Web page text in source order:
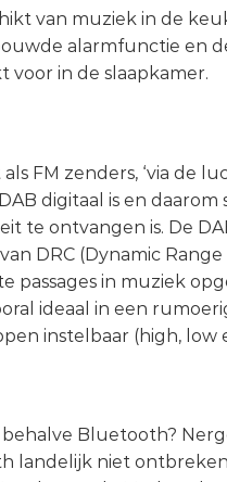
van muziek in de
alarmfunctie en
voor in de slaapkamer.
FM zenders, ‘via de
digitaal is en
te ontvangen is. De
DRC (Dynamic
passages in muziek
ideaal in een
instelbaar (high, low
Bluetooth?
landelijk niet